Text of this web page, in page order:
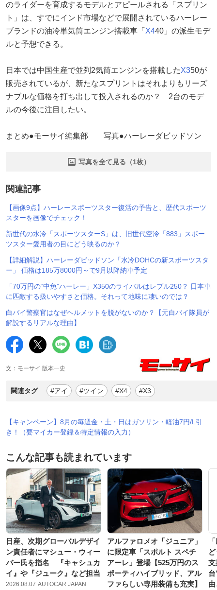
のライダーを育成するモデルとアピールされる「スプリン
ト」は、すでにインド市場などで展開されているハーレー
ブランドの油冷単気筒エンジン搭載車「 X440」の派生モデ
ルと予想できる。
日本では中国生産で並列2気筒エンジンを搭載したX350が
販売されているが、新たなスプリントはそれよりもリーズ
ナブルな価格を打ち出して投入されるのか？ 2台のモデ
ルの今後に注目したい。
まとめ●モーサイ編集部 写真●ハーレーダビッドソン
写真を全て見る（1枚）
関連記事
【画像9点】ハーレースポーツスター復活の予告と、歴代スポーツ
スターを画像でチェック！
新世代の水冷「スポーツスターS」は、旧世代空冷「883」スポー
ツスター愛用者の目にどう映るのか？
【詳細解説】ハーレーダビッドソン「水冷DOHCの新スポーツスタ
ー」 価格は185万8000円～で9月以降納車予定
「70万円の“中免”ハーレー」X350のライバルはレブル250？ 日本車
に匹敵する扱いやすさと価格。それって地味に凄いのでは？
白バイ警察官はなぜヘルメットを脱がないのか？【元白バイ隊員が
解説するリアルな理由】
文：モーサイ 阪本一史
関連タグ #アイ #ツイン #X4 #X3
【キャンペーン】8月の毎週金・土・日はガソリン・軽油7円/L引
き！（要マイカー登録＆特定情報の入力）
こんな記事も読まれています
日産、次期グローバルデザイ
ン責任者にマシュー・ウィー
バー氏を指名 『キャシュカ
イ』や『ジューク』など担当
2026.08.07 AUTOCAR JAPAN
アルファロメオ「ジュニア」
に限定車「スポルト スペチ
アーレ」登場【525万円のス
ポーティハイブリッド、アル
ファらしい専用装備も充実】
支